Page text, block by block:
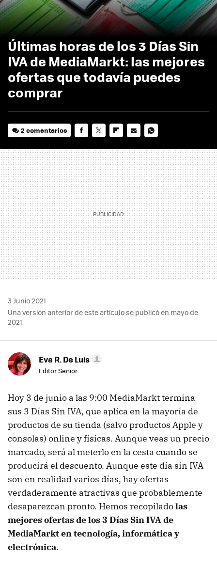
Últimas horas de los 3 Días Sin
IVA de MediaMarkt: las mejores
ofertas que todavía puedes
comprar
2 comentarios
MAIL
3 Junio 2021
Una versión anterior de este artículo se publicó en mayo de
2021
Eva R. De Luis
Editor Senior
Hoy 3 de junio a las 9:00 MediaMarkt termina
sus 3 Días Sin IVA, que aplica en la mayoría de
productos de su tienda (salvo productos Apple y
consolas) online y físicas. Aunque veas un precio
marcado, será al meterlo en la cesta cuando se
producirá el descuento. Aunque este día sin IVA
son en realidad varios días, hay ofertas
verdaderamente atractivas que probablemente
desaparezcan pronto. Hemos recopiladolas
mejores ofertas de los 3 Días Sin IVA de
MediaMarkt en tecnología, informática y
electrónica.